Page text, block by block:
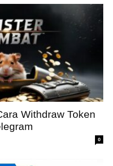
Withdraw Token
0